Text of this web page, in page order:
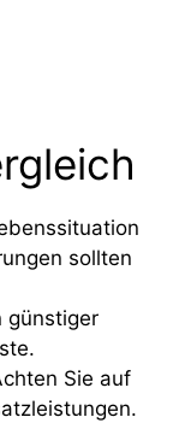
sollten
günstiger
Sie auf